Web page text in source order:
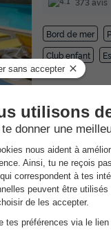
Bord de mer
Club enfant
Village
Auvergne
Avis TripAdvisor
39 avis
Piscine